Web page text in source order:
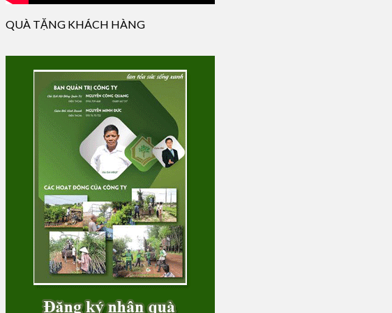
QUÀ TẶNG KHÁCH HÀNG